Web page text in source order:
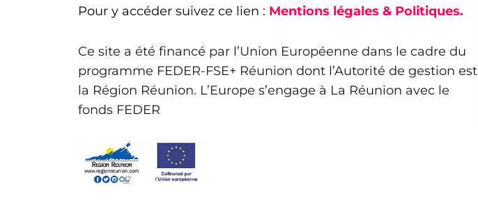
Pour y accéder suivez ce lien : Mentions légales & Politiques.
Ce site a été financé par l’Union Européenne dans le cadre du
programme FEDER-FSE+ Réunion dont l’Autorité de gestion est
la Région Réunion. L’Europe s’engage à La Réunion avec le
fonds FEDER